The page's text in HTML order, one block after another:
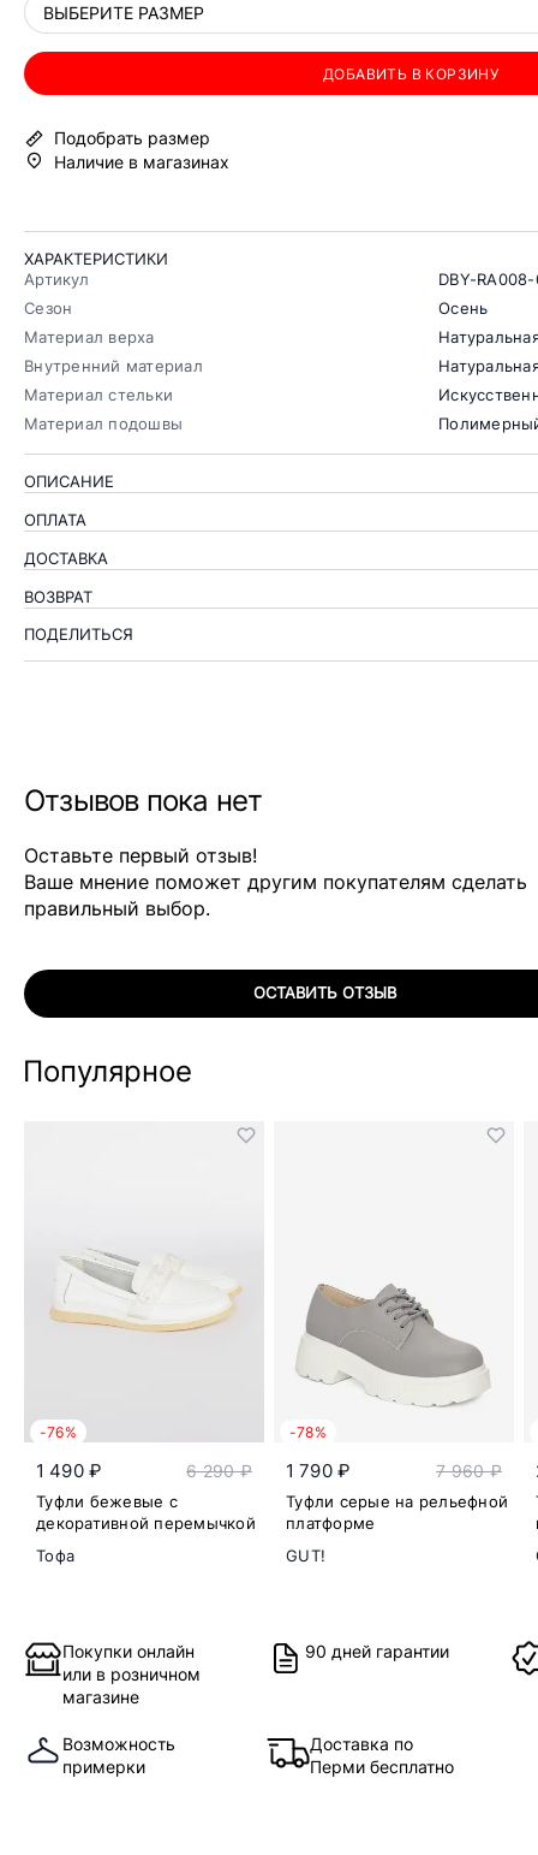
ВЫБЕРИТЕ РАЗМЕР
ДОБАВИТЬ В КОРЗИНУ
Подобрать размер
Наличие в магазинах
ХАРАКТЕРИСТИКИ
Артикул
DBY-
Сезон
Осень
Материал верха
Внутренний материал
Материал стельки
Материал подошвы
ОПИСАНИЕ
ОПЛАТА
ДОСТАВКА
ВОЗВРАТ
ПОДЕЛИТЬСЯ
Отзывов пока нет
Оставьте первый отзыв!
Ваше мнение поможет другим покупателям сделать
правильный выбор.
ОСТАВИТЬ ОТЗЫВ
Популярное
-76%
1 490 ₽ 6 290 ₽
Туфли бежевые с
декоративной перемычкой
Тофа
-78%
1 790 ₽ 7 960 ₽
Туфли серые на рельефной
платформе
GUT!
Покупки онлайн
или в розничном
магазине
90 дней гарантии
Возможность
примерки
Доставка по
Перми бесплатно